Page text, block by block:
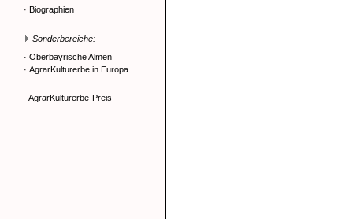
· Biographien
Sonderbereiche:
· Oberbayrische Almen
· AgrarKulturerbe in Europa
- AgrarKulturerbe-Preis